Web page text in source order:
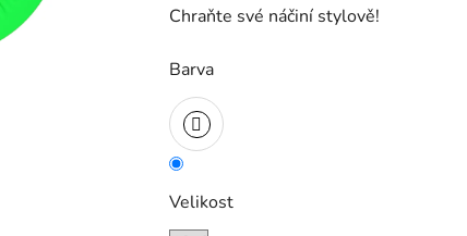
5
Chraňte své náčiní stylově!
Barva
Velikost